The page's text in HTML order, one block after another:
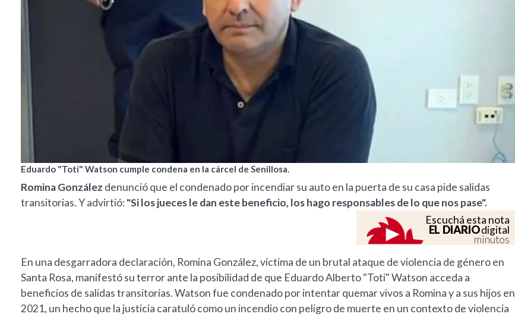
Eduardo "Toti" Watson cumple condena en la cárcel de Senillosa.
Romina González denunció que el condenado por incendiar su auto en la puerta de su casa pide salidas
transitorias. Y advirtió:"Si los jueces le dan este beneficio, los hago responsables de lo que nos pase".
Escuchá esta nota
EL DIARIOdigital
minutos
En una desgarradora declaración, Romina González, víctima de un brutal ataque de violencia de género en
Santa Rosa, manifestó su terror ante la posibilidad de que Eduardo Alberto "Toti" Watson acceda a
beneficios de salidas transitorias. Watson fue condenado por intentar quemar vivos a Romina y a sus hijos en
2021, un hecho que la justicia caratuló como un incendio con peligro de muerte en un contexto de violencia